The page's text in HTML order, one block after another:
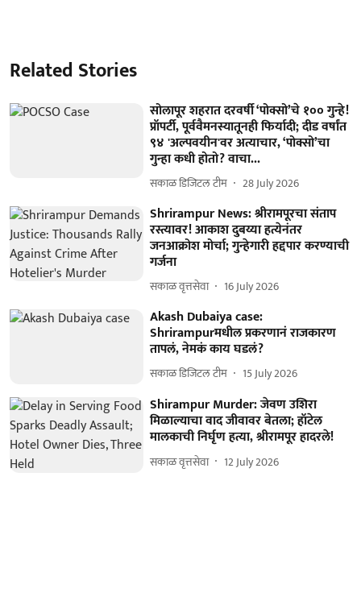
Related Stories
सोलापूर शहरात दरवर्षी ‘पोक्सो’चे १०० गुन्हे!
प्रॉपर्टी, पूर्ववैमनस्यातूनही फिर्यादी; दीड वर्षांत
९४ 'अल्पवयीन'वर अत्याचार, ‘पोक्सो’चा
गुन्हा कधी होतो? वाचा...
सकाळ डिजिटल टीम 28 July 2026
Shrirampur News: श्रीरामपूरचा संताप
रस्त्यावर! आकाश दुबय्या हत्येनंतर
जनआक्रोश मोर्चा; गुन्हेगारी हद्दपार करण्याची
गर्जना
सकाळ वृत्तसेवा 16 July 2026
Akash Dubaiya case:
Shrirampurमधील प्रकरणानं राजकारण
तापलं, नेमकं काय घडलं?
सकाळ डिजिटल टीम 15 July 2026
Shirampur Murder: जेवण उशिरा
मिळाल्याचा वाद जीवावर बेतला; हॉटेल
मालकाची निर्घृण हत्या, श्रीरामपूर हादरले!
सकाळ वृत्तसेवा 12 July 2026